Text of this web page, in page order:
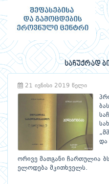
საჩუქრად
21 ივნისი 2019 წელი
და
ორივე მათგანი ჩართულია
ელოდება მკითხველს.